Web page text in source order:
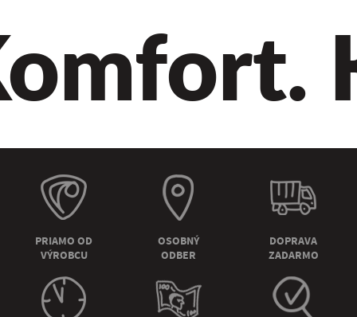
PRIAMO OD
VÝROBCU
OSOBNÝ
ODBER
DOPRAVA
ZADARMO